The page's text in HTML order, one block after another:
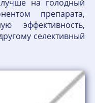
на голодный
препарата,
эффективность,
селективный